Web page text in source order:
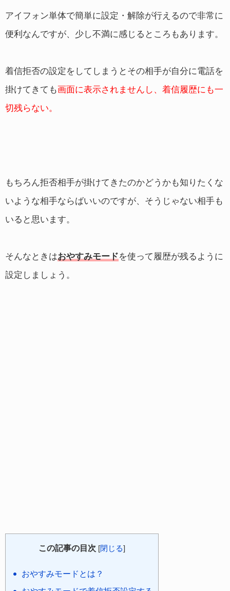
アイフォン単体で簡単に設定・解除が行えるので非常に
便利なんですが、少し不満に感じるところもあります。
着信拒否の設定をしてしまうとその相手が自分に電話を
掛けてきても画面に表示されませんし、着信履歴にも一
切残らない。
もちろん拒否相手が掛けてきたのかどうかも知りたくな
いような相手ならばいいのですが、そうじゃない相手も
いると思います。
そんなときはおやすみモードを使って履歴が残るように
設定しましょう。
この記事の目次 [閉じる]
おやすみモードとは？